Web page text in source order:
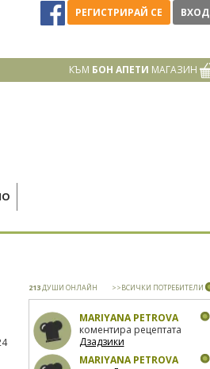
РЕГИСТРИРАЙ СЕ ВХОД
КЪМ БОН АПЕТИ МАГАЗИН
213ДУШИ ОНЛАЙН >>ВСИЧКИ ПОТРЕБИТЕЛИ
MARIYANA PETROVA
коментира рецептата
Дзадзики
MARIYANA PETROVA